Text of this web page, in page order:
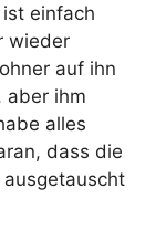
ist einfach
wieder
auf ihn
aber ihm
alles
dass die